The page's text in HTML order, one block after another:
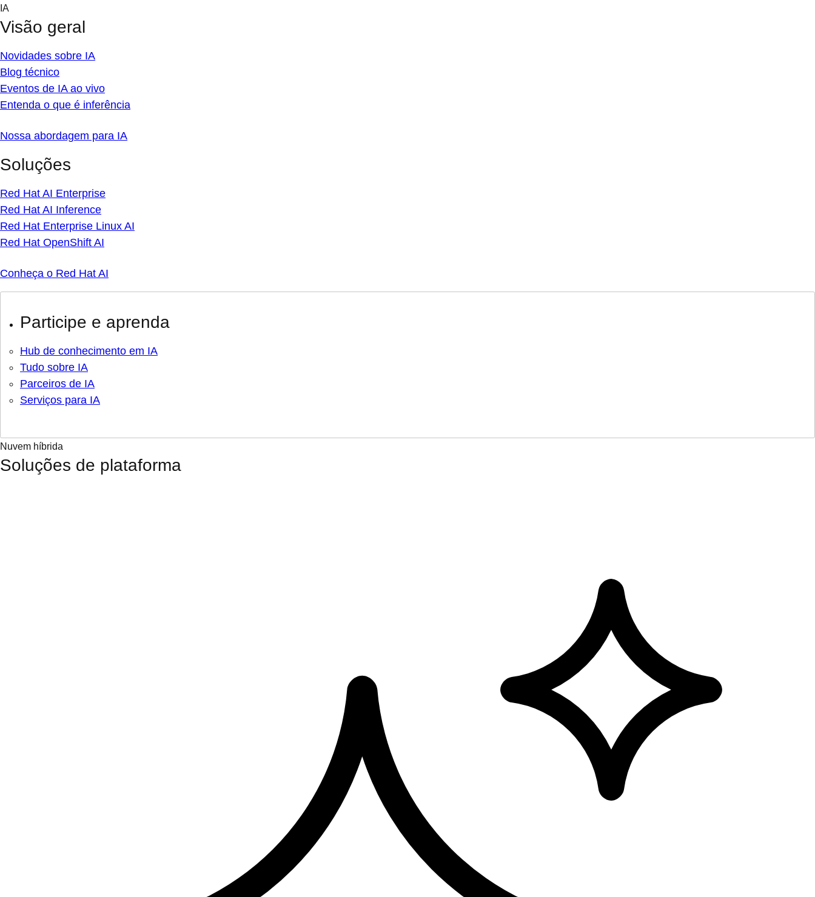
Skip
content
IA
Visão geral
Novidades sobre IA
Blog técnico
Eventos de IA ao vivo
Entenda o que é inferência
Nossa abordagem para IA
Soluções
Red Hat AI Enterprise
Red Hat AI Inference
Red Hat Enterprise Linux AI
Red Hat OpenShift AI
Conheça o Red Hat AI
Participe e aprenda
Hub de conhecimento em IA
Tudo sobre IA
Parceiros de IA
Serviços para IA
Nuvem híbrida
Soluções de plataforma